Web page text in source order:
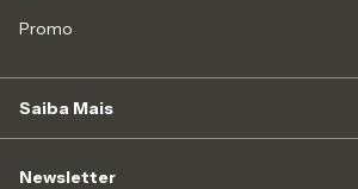
Promo
Saiba Mais
Newsletter